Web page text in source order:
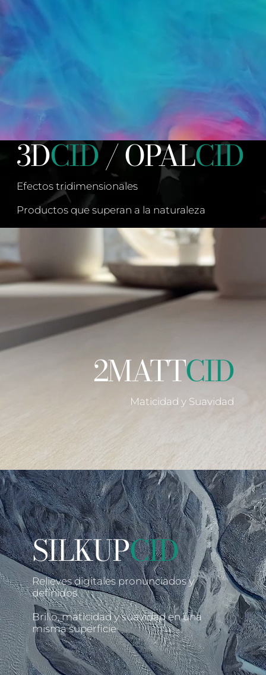
3DCID/ OPALCID
Efectos tridimensionales
Productos que superan a la naturaleza
2MATTCID
Maticidad y Suavidad
SILKUPCID
Relieves digitales pronunciados y
definidos
Brillo, maticidad y suavidad en una
misma superficie